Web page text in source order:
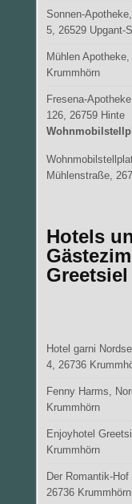
Sonnen-
5, 26529 Upgant-
Mühlen
Krummhörn
Fresena-
126, 26759 Hinte
Mühlenstraße,
Hotels
Greetsiel
Hotel garni
4, 26736
Fenny Harms,
Krummhörn
Enjoyhotel
Krummhörn
Der Romantik-
26736 Krummhörn